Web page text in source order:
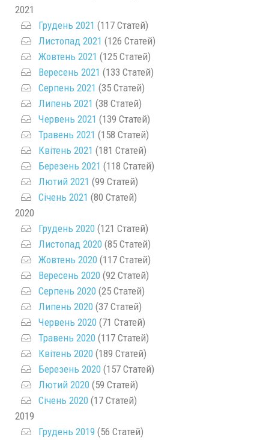
2021
Грудень 2021 (117 Статей)
Листопад 2021 (126 Статей)
Жовтень 2021 (125 Статей)
Вересень 2021 (133 Статей)
Серпень 2021 (35 Статей)
Липень 2021 (38 Статей)
Червень 2021 (139 Статей)
Травень 2021 (158 Статей)
Квітень 2021 (181 Статей)
Березень 2021 (118 Статей)
Лютий 2021 (99 Статей)
Січень 2021 (80 Статей)
2020
Грудень 2020 (121 Статей)
Листопад 2020 (85 Статей)
Жовтень 2020 (117 Статей)
Вересень 2020 (92 Статей)
Серпень 2020 (25 Статей)
Липень 2020 (37 Статей)
Червень 2020 (71 Статей)
Травень 2020 (117 Статей)
Квітень 2020 (189 Статей)
Березень 2020 (157 Статей)
Лютий 2020 (59 Статей)
Січень 2020 (17 Статей)
2019
Грудень 2019 (56 Статей)